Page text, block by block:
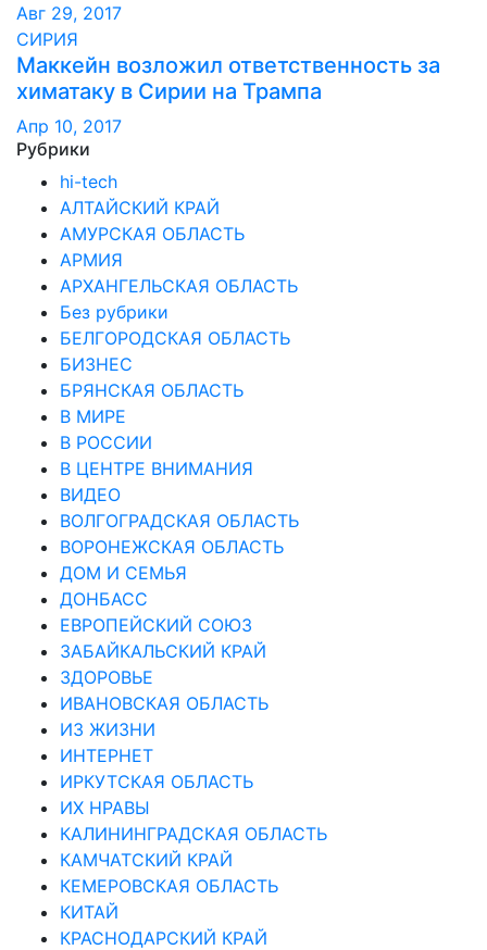
Авг 29, 2017
СИРИЯ
Маккейн возложил ответственность за
химатаку в Сирии на Трампа
Апр 10, 2017
Рубрики
hi-tech
АЛТАЙСКИЙ КРАЙ
АМУРСКАЯ ОБЛАСТЬ
АРМИЯ
АРХАНГЕЛЬСКАЯ ОБЛАСТЬ
Без рубрики
БЕЛГОРОДСКАЯ ОБЛАСТЬ
БИЗНЕС
БРЯНСКАЯ ОБЛАСТЬ
В МИРЕ
В РОССИИ
В ЦЕНТРЕ ВНИМАНИЯ
ВИДЕО
ВОЛГОГРАДСКАЯ ОБЛАСТЬ
ВОРОНЕЖСКАЯ ОБЛАСТЬ
ДОМ И СЕМЬЯ
ДОНБАСС
ЕВРОПЕЙСКИЙ СОЮЗ
ЗАБАЙКАЛЬСКИЙ КРАЙ
ЗДОРОВЬЕ
ИВАНОВСКАЯ ОБЛАСТЬ
ИЗ ЖИЗНИ
ИНТЕРНЕТ
ИРКУТСКАЯ ОБЛАСТЬ
ИХ НРАВЫ
КАЛИНИНГРАДCКАЯ ОБЛАСТЬ
КАМЧАТСКИЙ КРАЙ
КЕМЕРОВСКАЯ ОБЛАСТЬ
КИТАЙ
КРАСНОДАРСКИЙ КРАЙ